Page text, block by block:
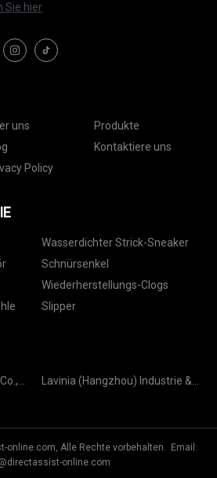
Sie hier
uns
Produkte
Kontaktiere uns
Policy
Wasserdichter Strick-Sneaker
Schnürsenkel
Wiederherstellungs-Clogs
Slipper
Lavinia (Hangzhou) Industrie &
online.com, Alle Rechte vorbehalten. Email:
online.com